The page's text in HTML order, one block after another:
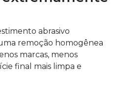
abrasivo
remoção homogênea
marcas, menos
final mais limpa e